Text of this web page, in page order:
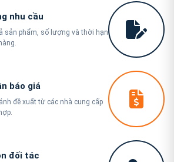
nhu cầu
sản phẩm, số lượng và thời hạn
báo giá
đề xuất từ các nhà cung cấp
đối tác